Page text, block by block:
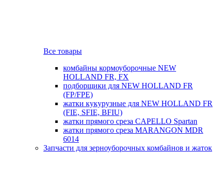
Все товары
комбайны кормоуборочные NEW
HOLLAND FR, FX
подборщики для NEW HOLLAND FR
(FP/FPE)
жатки кукурузные для NEW HOLLAND FR
(FIE, SFIE, BFIU)
жатки прямого среза CAPELLO Spartan
жатки прямого среза MARANGON MDR
6014
Запчасти для зерноуборочных комбайнов и жаток